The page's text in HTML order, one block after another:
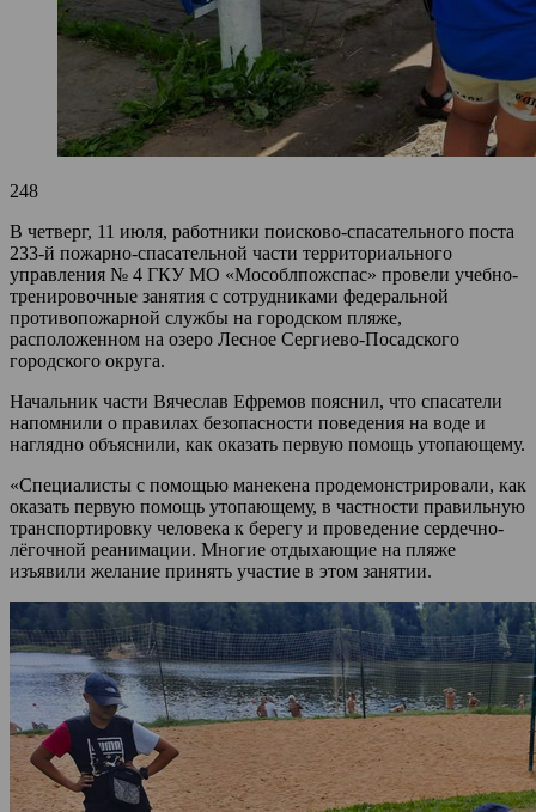
248
В четверг, 11 июля, работники поисково-спасательного поста
233-й пожарно-спасательной части территориального
управления № 4 ГКУ МО «Мособлпожспас» провели учебно-
тренировочные занятия с сотрудниками федеральной
противопожарной службы на городском пляже,
расположенном на озеро Лесное Сергиево-Посадского
городского округа.
Начальник части Вячеслав Ефремов пояснил, что спасатели
напомнили о правилах безопасности поведения на воде и
наглядно объяснили, как оказать первую помощь утопающему.
«Специалисты с помощью манекена продемонстрировали, как
оказать первую помощь утопающему, в частности правильную
транспортировку человека к берегу и проведение сердечно-
лёгочной реанимации. Многие отдыхающие на пляже
изъявили желание принять участие в этом занятии.